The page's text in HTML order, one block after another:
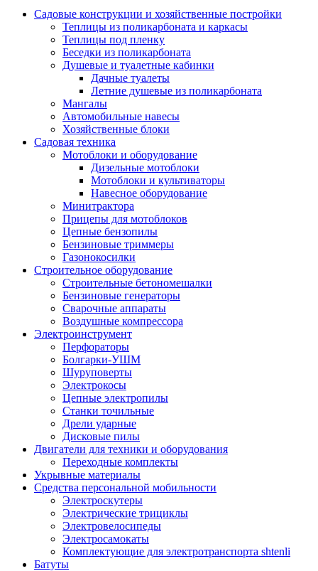
Садовые конструкции и хозяйственные постройки
Теплицы из поликарбоната и каркасы
Теплицы под пленку
Беседки из поликарбоната
Душевые и туалетные кабинки
Дачные туалеты
Летние душевые из поликарбоната
Мангалы
Автомобильные навесы
Хозяйственные блоки
Садовая техника
Мотоблоки и оборудование
Дизельные мотоблоки
Мотоблоки и культиваторы
Навесное оборудование
Минитрактора
Прицепы для мотоблоков
Цепные бензопилы
Бензиновые триммеры
Газонокосилки
Строительное оборудование
Строительные бетономешалки
Бензиновые генераторы
Сварочные аппараты
Воздушные компрессора
Электроинструмент
Перфораторы
Болгарки-УШМ
Шуруповерты
Электрокосы
Цепные электропилы
Станки точильные
Дрели ударные
Дисковые пилы
Двигатели для техники и оборудования
Переходные комплекты
Укрывные материалы
Средства персональной мобильности
Электроскутеры
Электрические трициклы
Электровелосипеды
Электросамокаты
Комплектующие для электротранспорта shtenli
Батуты